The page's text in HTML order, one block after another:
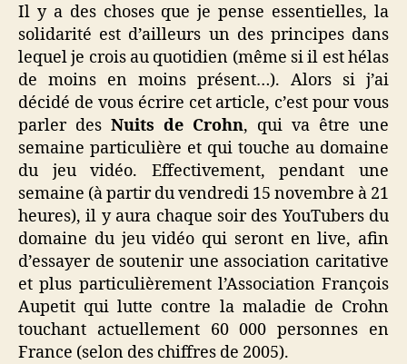
Il y a des choses que je pense essentielles, la
solidarité est d’ailleurs un des principes dans
lequel je crois au quotidien (même si il est hélas
de moins en moins présent…). Alors si j’ai
décidé de vous écrire cet article, c’est pour vous
parler des Nuits de Crohn, qui va être une
semaine particulière et qui touche au domaine
du jeu vidéo. Effectivement, pendant une
semaine (à partir du vendredi 15 novembre à 21
heures), il y aura chaque soir des YouTubers du
domaine du jeu vidéo qui seront en live, afin
d’essayer de soutenir une association caritative
et plus particulièrement l’Association François
Aupetit qui lutte contre la maladie de Crohn
touchant actuellement 60 000 personnes en
France (selon des chiffres de 2005).